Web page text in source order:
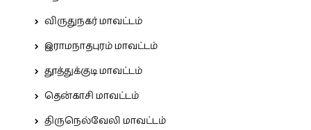
விருதுநகர் மாவட்டம்
இராமநாதபுரம் மாவட்டம்
தூத்துக்குடி மாவட்டம்
தென்காசி மாவட்டம்
திருநெல்வேலி மாவட்டம்